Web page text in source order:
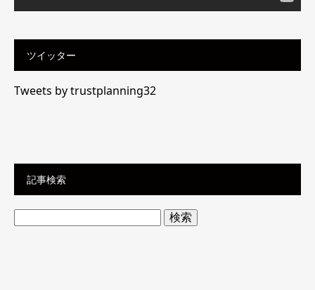
ツイッター
Tweets by trustplanning32
記事検索
検
索: